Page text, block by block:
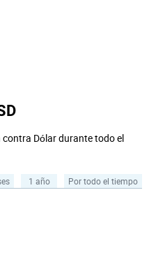
Dólar durante todo el
1 año Por todo el tiempo